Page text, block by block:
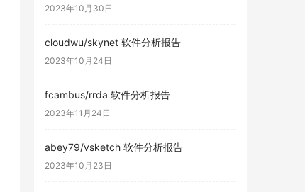
2023年10月30日
cloudwu/skynet 软件分析报告
2023年10月24日
fcambus/rrda 软件分析报告
2023年11月24日
abey79/vsketch 软件分析报告
2023年10月23日